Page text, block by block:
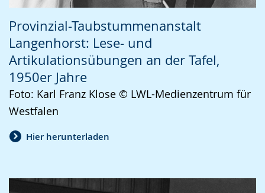
Provinzial-Taubstummenanstalt
Langenhorst: Lese- und
Artikulationsübungen an der Tafel,
1950er Jahre
Foto: Karl Franz Klose © LWL-Medienzentrum für
Westfalen
Hier herunterladen